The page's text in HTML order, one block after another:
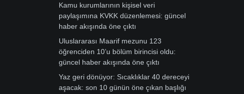
Kamu kurumlarının kişisel veri
paylaşımına KVKK düzenlemesi: güncel
haber akışında öne çıktı
Uluslararası Maarif mezunu 123
öğrenciden 10’u bölüm birincisi oldu:
güncel haber akışında öne çıktı
Yaz geri dönüyor: Sıcaklıklar 40 dereceyi
aşacak: son 10 günün öne çıkan başlığı